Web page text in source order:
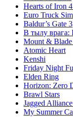
Hearts of Iron
Euro Truck
Baldur’s Gate 3
В тылу
Mount &
Atomic Heart
Kenshi
Friday Night
Elden Ring
Horizon: Zero
Brawl Stars
Jagged
My Summer